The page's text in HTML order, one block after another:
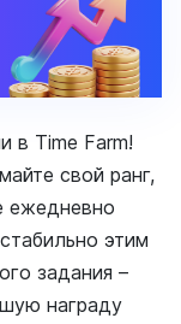
в Time Farm!
свой ранг,
ежедневно
этим
задания –
награду